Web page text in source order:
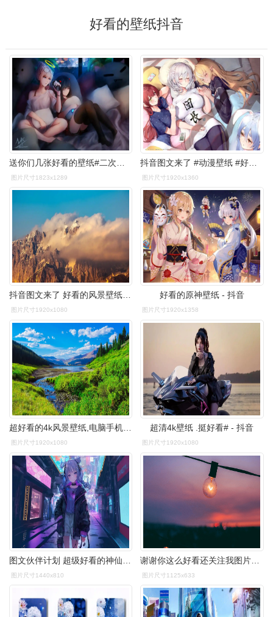
好看的壁纸抖音
图片尺寸1823x1289 图片尺寸1920x1360
抖音图文来了 好看的风景壁纸来啦～#平板壁纸 #电脑壁纸 - 抖音
图片尺寸1920x1080
好看的原神壁纸 - 抖音
图片尺寸1920x1358
图片尺寸1920x1080
超清4k壁纸 .挺好看# - 抖音
图片尺寸1920x1080
图片尺寸1440x810 图片尺寸1125x633